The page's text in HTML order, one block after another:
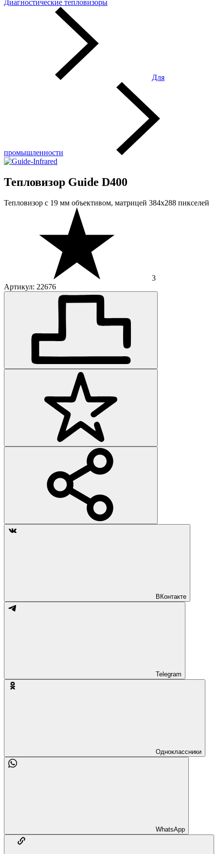
Диагностические тепловизоры
Для
промышленности
Тепловизор Guide D400
Тепловизор с 19 мм объективом, матрицей 384x288 пикселей
3
Артикул: 22676
ВКонтакте
Telegram
Одноклассники
WhatsApp